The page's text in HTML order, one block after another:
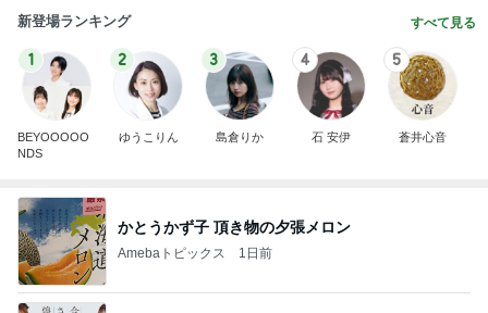
新登場ランキング すべて見る
1
BEYOOOOO
NDS
2
ゆうこりん
3
島倉りか
4
石 安伊
5
蒼井心音
かとうかず子 頂き物の夕張メロン
Amebaトピックス 1日前